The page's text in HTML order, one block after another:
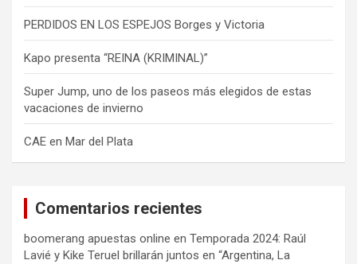
PERDIDOS EN LOS ESPEJOS Borges y Victoria
Kapo presenta “REINA (KRIMINAL)”
Super Jump, uno de los paseos más elegidos de estas
vacaciones de invierno
CAE en Mar del Plata
Comentarios recientes
boomerang apuestas online en Temporada 2024: Raúl
Lavié y Kike Teruel brillarán juntos en “Argentina, La